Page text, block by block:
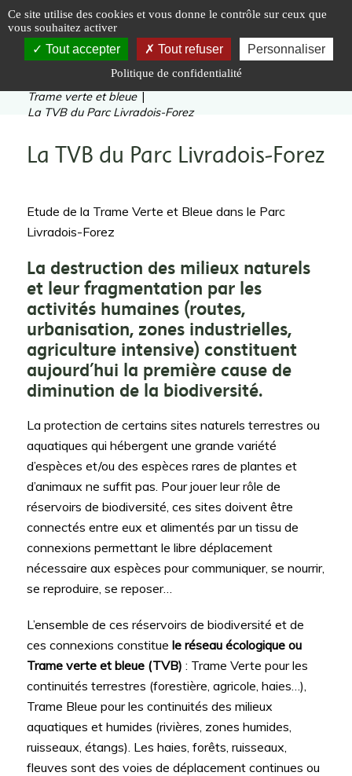
Accueil | Préserver |
Trame verte et bleue |
La TVB du Parc Livradois-Forez
La TVB du Parc Livradois-Forez
Etude de la Trame Verte et Bleue dans le Parc
Livradois-Forez
La destruction des milieux naturels
et leur fragmentation par les
activités humaines (routes,
urbanisation, zones industrielles,
agriculture intensive) constituent
aujourd’hui la première cause de
diminution de la biodiversité.
La protection de certains sites naturels terrestres ou
aquatiques qui hébergent une grande variété
d’espèces et/ou des espèces rares de plantes et
d’animaux ne suffit pas. Pour jouer leur rôle de
réservoirs de biodiversité, ces sites doivent être
connectés entre eux et alimentés par un tissu de
connexions permettant le libre déplacement
nécessaire aux espèces pour communiquer, se nourrir,
se reproduire, se reposer…
L’ensemble de ces réservoirs de biodiversité et de
ces connexions constitue le réseau écologique ou
Trame verte et bleue (TVB) : Trame Verte pour les
continuités terrestres (forestière, agricole, haies…),
Trame Bleue pour les continuités des milieux
aquatiques et humides (rivières, zones humides,
ruisseaux, étangs). Les haies, forêts, ruisseaux,
fleuves sont des voies de déplacement continues ou
Panneau de gestion des cookies
Ce site utilise des cookies et vous donne le contrôle sur ceux que
vous souhaitez activer
Tout accepter Tout refuser Personnaliser
Politique de confidentialité